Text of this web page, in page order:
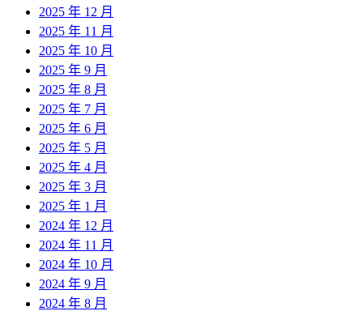
2025 年 12 月
2025 年 11 月
2025 年 10 月
2025 年 9 月
2025 年 8 月
2025 年 7 月
2025 年 6 月
2025 年 5 月
2025 年 4 月
2025 年 3 月
2025 年 1 月
2024 年 12 月
2024 年 11 月
2024 年 10 月
2024 年 9 月
2024 年 8 月